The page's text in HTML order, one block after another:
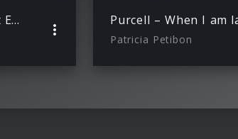
Klassikakzente Video Podcast Episode 18 Purcell – When I am
Patricia Petibon